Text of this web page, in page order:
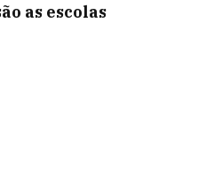
as escolas